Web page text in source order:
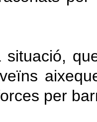
situació,
per